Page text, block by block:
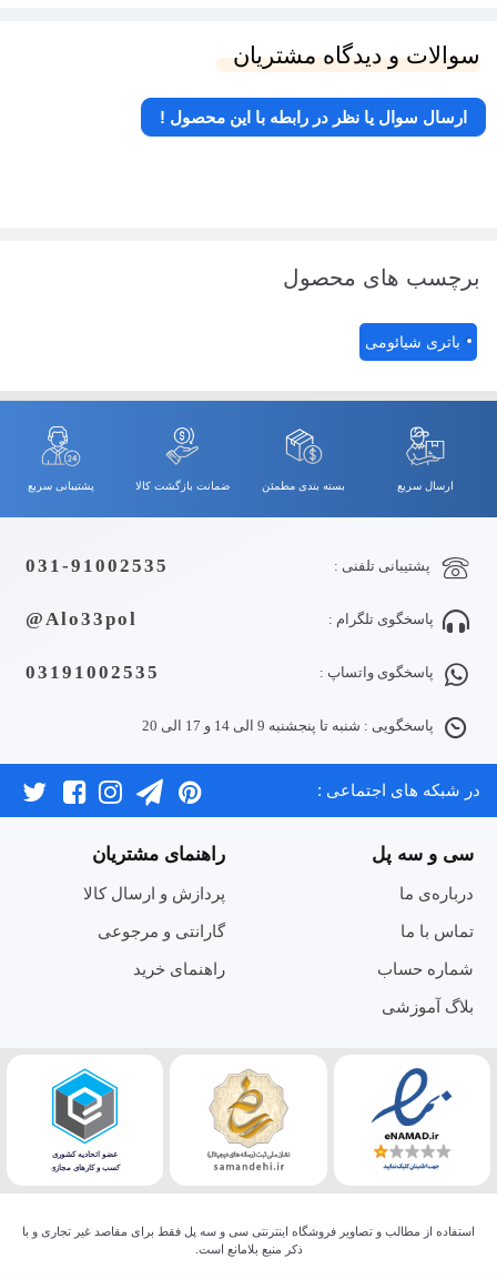
سوالات و دیدگاه مشتریان
ارسال سوال یا نظر در رابطه با این محصول !
برچسب های محصول
باتری شیائومی
ارسال سریع بسته بندی مطمئن ضمانت بازگشت کالا پشتیبانی سریع
پشتیبانی تلفنی : 031-91002535
پاسخگوی تلگرام : Alo33pol@
پاسخگوی واتساپ : 03191002535
پاسخگویی : شنبه تا پنجشنبه 9 الی 14 و 17 الی 20
در شبکه های اجتماعی :
سی و سه پل
درباره‌ی ما
تماس با ما
شماره حساب
بلاگ آموزشی
راهنمای مشتریان
پردازش و ارسال کالا
گارانتی و مرجوعی
راهنمای خرید
استفاده از مطالب و تصاویر فروشگاه اینترنتی سی و سه پل فقط برای مقاصد غیر تجاری و با
ذکر منبع بلامانع است.